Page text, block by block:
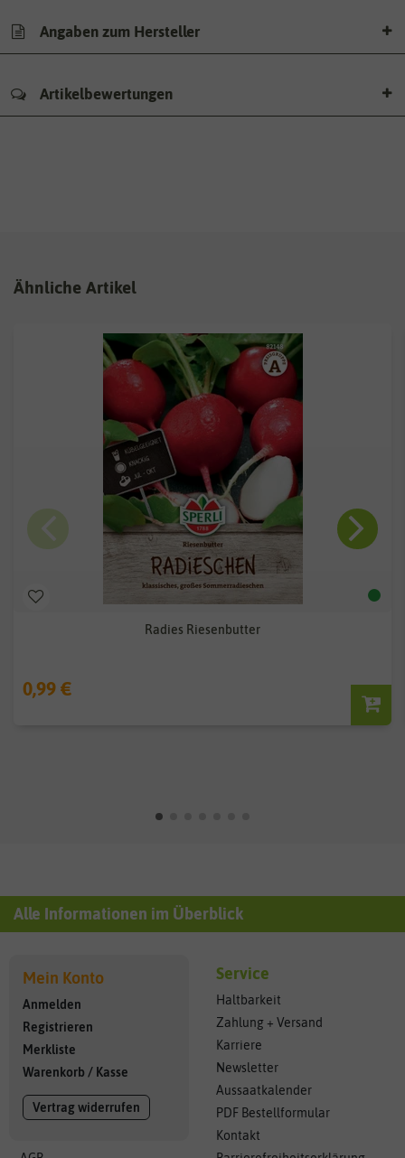
Angaben zum Hersteller
Artikelbewertungen
Ähnliche Artikel
Radies Riesenbutter
0,99 €
Alle Informationen im Überblick
Mein Konto
Anmelden
Registrieren
Merkliste
Warenkorb / Kasse
Vertrag widerrufen
Service
Haltbarkeit
Zahlung + Versand
Karriere
Newsletter
Aussaatkalender
PDF Bestellformular
Kontakt